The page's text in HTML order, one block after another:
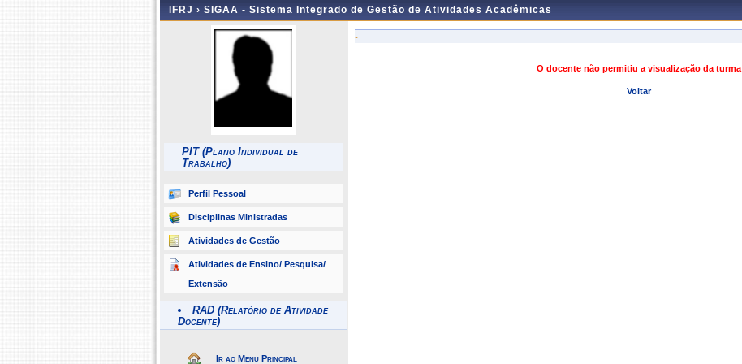
IFRJ › SIGAA - Sistema Integrado de Gestão de Atividades Acadêmicas
PIT (Plano Individual de
Trabalho)
Perfil Pessoal
Disciplinas Ministradas
Atividades de Gestão
Atividades de Ensino/ Pesquisa/
Extensão
RAD (Relatório de Atividade
Docente)
Ir ao Menu Principal
-
O docente não permitiu a visualização da turma
Voltar